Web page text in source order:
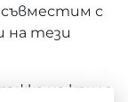
съвместим с
на тези
на крило